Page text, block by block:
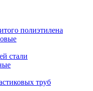
полиэтилена
стали
труб